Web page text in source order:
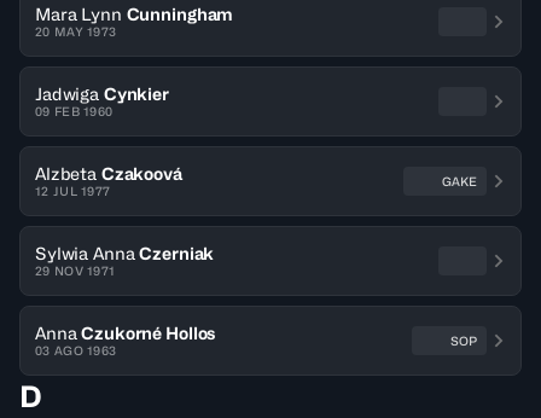
Mara Lynn Cunningham
20 MAY 1973
Jadwiga Cynkier
09 FEB 1960
Alzbeta Czakoová
12 JUL 1977
GAKE
Sylwia Anna Czerniak
29 NOV 1971
Anna Czukorné Hollos
03 AGO 1963
SOP
D